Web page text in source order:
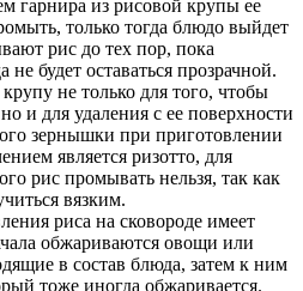
гарнира из рисовой крупы ее
только тогда блюдо выйдет
рис до тех пор, пока
не будет оставаться прозрачной.
не только для того, чтобы
и для удаления с ее поверхности
зернышки при приготовлении
является ризотто, для
рис промывать нельзя, так как
вязким.
риса на сковороде имеет
обжариваются овощи или
в состав блюда, затем к ним
тоже иногда обжаривается.